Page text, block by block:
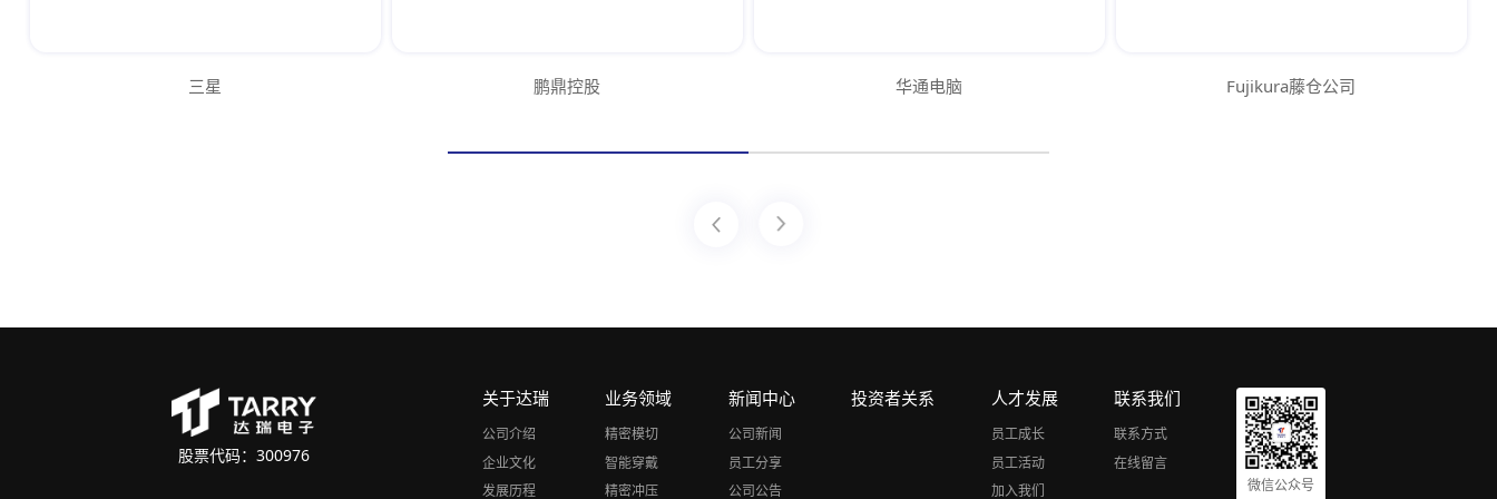
三星 鹏鼎控股 华通电脑 Fujikura藤仓公司
股票代码：300976
关于达瑞
公司介绍
企业文化
发展历程
业务领域
精密模切
智能穿戴
精密冲压
新闻中心
公司新闻
员工分享
公司公告
投资者关系 人才发展
员工成长
员工活动
加入我们
联系我们
联系方式
在线留言
微信公众号